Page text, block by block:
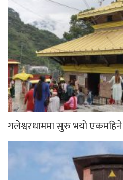
गलेश्वरधाममा सुरु भयो एकमहिने